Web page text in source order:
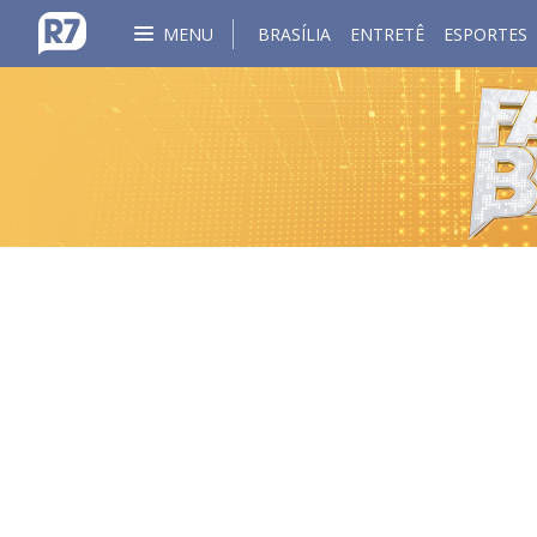
MENU BRASÍLIA ENTRETÊ ESPORTES